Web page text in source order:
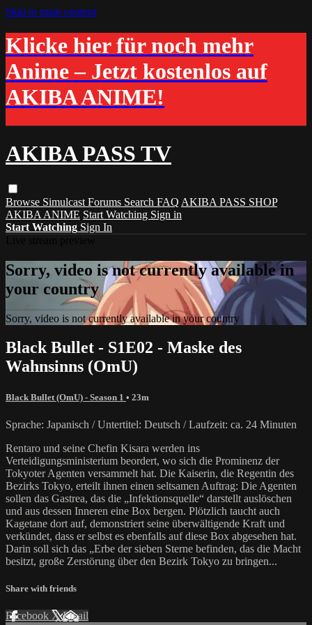
Skip to main content
Klicke hier für noch mehr
Anime – Jetzt kostenlos auf
AKIBA ANIME!
AKIBA PASS TV
Browse Simulcast Forums Search FAQ AKIBA PASS SHOP
AKIBA ANIME Start Watching Sign in
Start Watching Sign In
Sorry, video is not currently available in
your country
Sorry, video is not currently available in your country
Black Bullet - S1E02 - Maske des
Wahnsinns (OmU)
Black Bullet (OmU) - Season 1 • 23m
Sprache: Japanisch / Untertitel: Deutsch / Laufzeit: ca. 24 Minuten
Rentaro und seine Chefin Kisara werden ins
Verteidigungsministerium beordert, wo sich die Prominenz der
Tokyoter Agenten versammelt hat. Die Kaiserin, die Regentin des
Bezirks Tokyo, erteilt ihnen einen seltsamen Auftrag: Die Agenten
sollen das Gastrea, das die „Infektionsquelle“ darstellt auslöschen
und aus dessen Inneren eine Box bergen. Plötzlich taucht auch
Kagetane dort auf, demonstriert seine überwältigende Kraft und
verkündet, dass er selbst es ebenfalls auf diese Box abgesehen hat.
Darin soll sich das „Erbe der sieben Sterne befinden, das die Macht
besitzt, große Zerstörung über den Bezirk Tokyo zu bringen...
Share with friends
Facebook XEmail